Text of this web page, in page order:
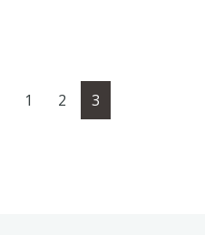
Go
1
Go
2
Go
to
3